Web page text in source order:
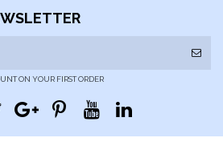
ON YOUR FIRST ORDER